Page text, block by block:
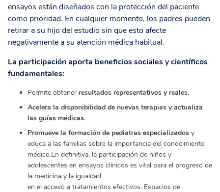
ensayos están diseñados con la protección del paciente
como prioridad. En cualquier momento, los padres pueden
retirar a su hijo del estudio sin que esto afecte
negativamente a su atención médica habitual.
La participación aporta beneficios sociales y científicos
fundamentales:
Permite obtener resultados representativos y reales.
Acelera la disponibilidad de nuevas terapias y actualiza
las guías médicas.
Promueve la formación de pediatras especializados y
educa a las familias sobre la importancia del conocimiento
médico.En definitiva, la participación de niños y
adolescentes en ensayos clínicos es vital para el progreso de
la medicina y la igualdad
en el acceso a tratamientos efectivos. Espacios de